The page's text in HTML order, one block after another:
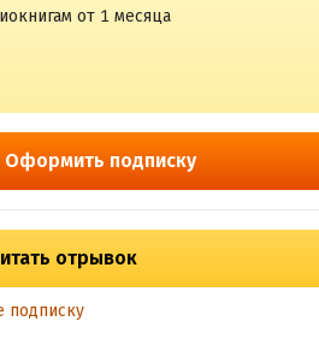
от 1 месяца
Оформить подписку
отрывок
подписку